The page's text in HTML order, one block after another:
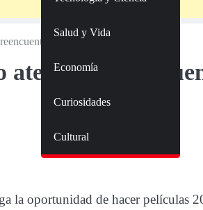
Salud y Vida
Economía
Curiosidades
Cultural
con La Máscara
la oportunidad de hacer películas